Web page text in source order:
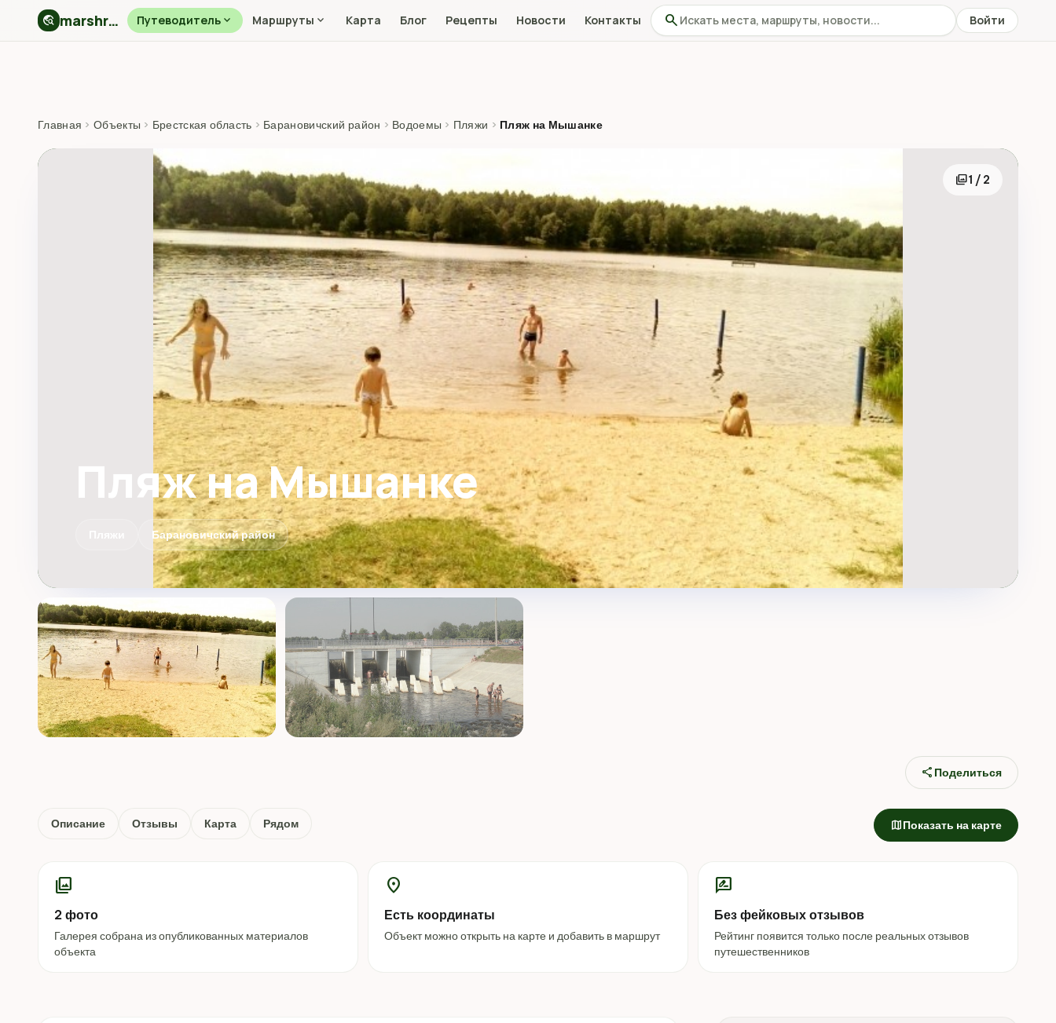
travel_explore marshryt.by Путеводительexpand_more Маршруты expand_more Карта Блог Рецепты Новости Контакты Поиск по сайту
search Войти
Главная › Объекты › Брестская область › Барановичский район › Водоемы › Пляжи › Пляж на Мышанке
photo_library1 / 2
Пляж на Мышанке
Барановичский район
share Поделиться
Описание Отзывы Карта Рядом mapПоказать на карте
photo_library
2 фото
Галерея собрана из опубликованных материалов
объекта
location_on
Есть координаты
Объект можно открыть на карте и добавить в маршрут
rate_review
Без фейковых отзывов
Рейтинг появится только после реальных отзывов
путешественников